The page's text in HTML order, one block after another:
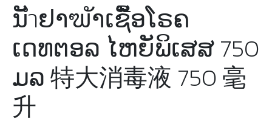
ນັำຢາຆັາເຊືັອໂຣຄ
ເດທຕອລ ໄຫຍັພິເສສ 750
ມລ 特大消毒液 750 毫
升